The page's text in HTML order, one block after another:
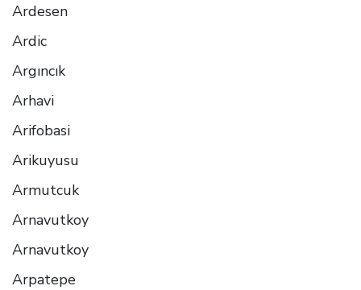
Ardesen
Ardic
Argıncık
Arhavi
Arifobasi
Arikuyusu
Armutcuk
Arnavutkoy
Arnavutkoy
Arpatepe